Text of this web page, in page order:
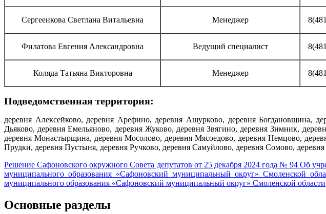
Сергеенкова Светлана Витальевна Менеджер
Филатова Евгения Александровна Ведущий специалист
Коляда Татьяна Викторовна Менеджер
Подведомственная территория:
деревня Алексейково, деревня Арефино, деревня Ашурково, деревня Богдановщина,
Дьяково, деревня Емельяново, деревня Жуково, деревня Звягино, деревня Зимник,
деревня Монастырщина, деревня Мосолово, деревня Мясоедово, деревня Немцово,
Прудки, деревня Пустыня, деревня Ручково, деревня Самуйлово, деревня
Решение Сафоновского окружного Совета депутатов от 25 декабря 2024 года № 94 Об
муниципального образования «Сафоновский муниципальный округ» Смоленской
муниципального образования «Сафоновский муниципальный округ» Смоленской области
Основные разделы